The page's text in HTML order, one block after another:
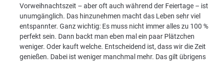
Vorweihnachtszeit – aber oft auch während der Feiertage – ist
unumgänglich. Das hinzunehmen macht das Leben sehr viel
entspannter. Ganz wichtig: Es muss nicht immer alles zu 100 %
perfekt sein. Dann backt man eben mal ein paar Plätzchen
weniger. Oder kauft welche. Entscheidend ist, dass wir die Zeit
genießen. Dabei ist weniger manchmal mehr. Das gilt übrigens